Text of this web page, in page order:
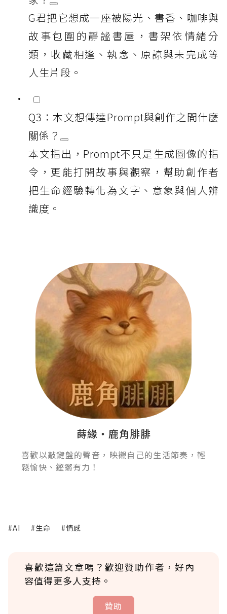
G君把它想成一座被陽光、書香、咖啡與
故事包圍的靜謐書屋，書架依情緒分
類，收藏相逢、執念、原諒與未完成等
人生片段。
Q3：本文想傳達Prompt與創作之間什麼
關係？
本文指出，Prompt不只是生成圖像的指
令，更能打開故事與觀察，幫助創作者
把生命經驗轉化為文字、意象與個人辨
識度。
蒔緣‧鹿角腓腓
喜歡以敲鍵盤的聲音，映襯自己的生活節奏，輕
鬆愉快、鏗鏘有力！
#AI #生命 #情感
喜歡這篇文章嗎？歡迎贊助作者，好內
容值得更多人支持。
贊助